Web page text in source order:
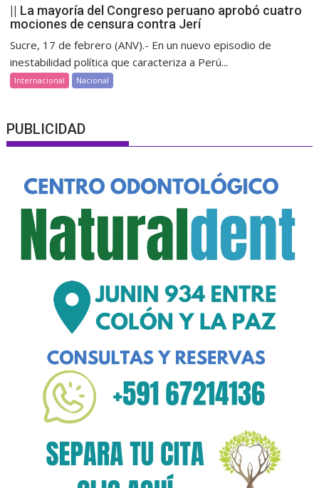
|| La mayoría del Congreso peruano aprobó cuatro
mociones de censura contra Jerí
Sucre, 17 de febrero (ANV).- En un nuevo episodio de
inestabilidad política que caracteriza a Perú...
Internacional Nacional
PUBLICIDAD